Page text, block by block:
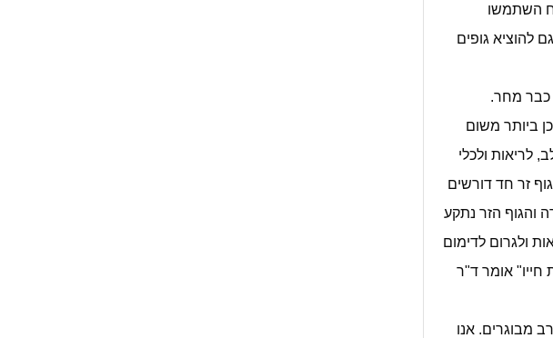
השתמשו
להוציא גופים
כבר מחר.
ביותר משום
לריאות ולכלי
זר חד דורשים
והגוף הזר נתקע
ולגרום לדימום
חייו" אומר ד"ר
מבוגרים. אנו